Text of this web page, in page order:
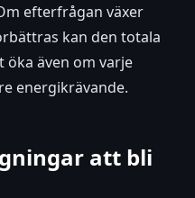
efterfrågan växer
kan den totala
även om varje
energikrävande.
att bli